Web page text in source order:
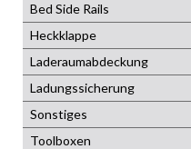
Bed Side Rails
Heckklappe
Laderaumabdeckung
Ladungssicherung
Sonstiges
Toolboxen